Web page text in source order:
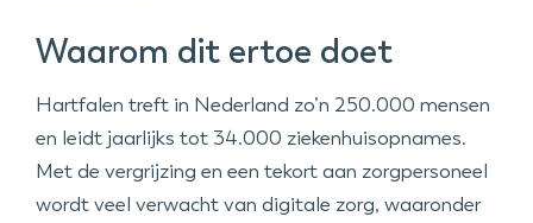
Waarom dit ertoe doet
Hartfalen treft in Nederland zo’n 250.000 mensen
en leidt jaarlijks tot 34.000 ziekenhuisopnames.
Met de vergrijzing en een tekort aan zorgpersoneel
wordt veel verwacht van digitale zorg, waaronder